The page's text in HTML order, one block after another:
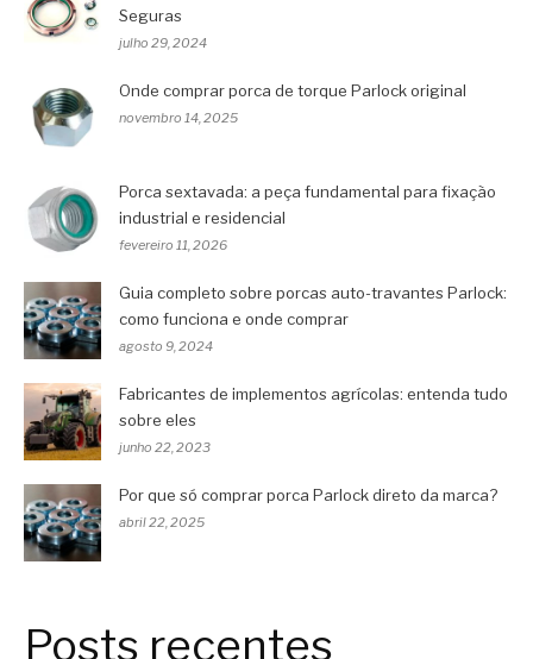
Seguras
julho 29, 2024
Onde comprar porca de torque Parlock original
novembro 14, 2025
Porca sextavada: a peça fundamental para fixação
industrial e residencial
fevereiro 11, 2026
Guia completo sobre porcas auto-travantes Parlock:
como funciona e onde comprar
agosto 9, 2024
Fabricantes de implementos agrícolas: entenda tudo
sobre eles
junho 22, 2023
Por que só comprar porca Parlock direto da marca?
abril 22, 2025
Posts recentes